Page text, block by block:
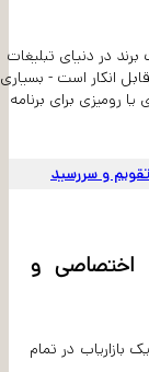
در دنیای تبلیغات
انکار است - بسیاری
رومیزی برای برنامه
تقویم و سررسید
چاپ تقویم و سررسید 1403 اختصاصی و
بازاریاب در تمام